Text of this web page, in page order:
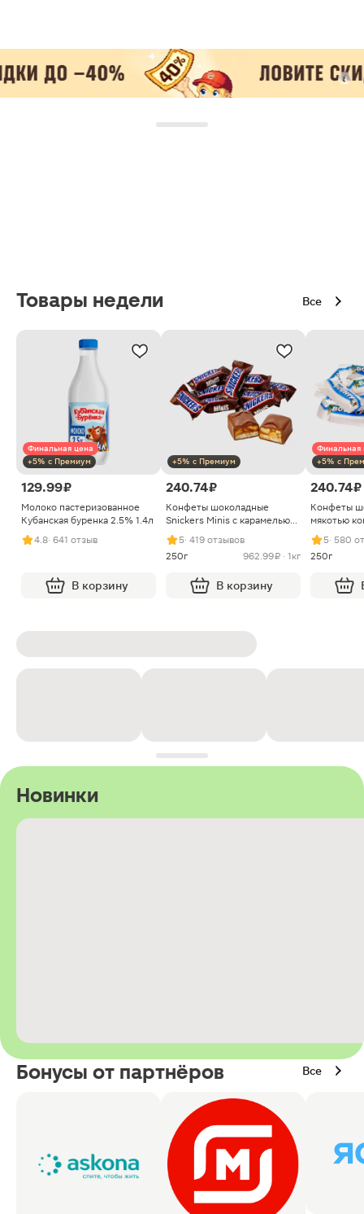
Товары недели Все
Финальная цена
+5% с Премиум
129.99 ₽
Молоко пастеризованное
Кубанская буренка 2.5% 1.4л
4.8· 641 отзыв
В корзину
+5% с Премиум
240.74 ₽
Конфеты шоколадные
Snickers Minis с карамелью
арахисом и нугой
5· 419 отзывов
250г
962.99 ₽ · 1кг
В корзину
Финальная
+5% с
240.74 ₽
Конфеты
мякотью
5· 580
250г
Новинки
Бонусы от партнёров Все